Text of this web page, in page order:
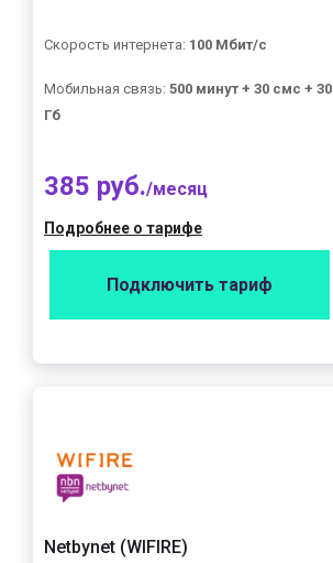
Скорость интернета: 100 Мбит/с
Мобильная связь: 500 минут + 30 смс + 30
Гб
385 руб./месяц
Подробнее о тарифе
Подключить тариф
Netbynet (WIFIRE)